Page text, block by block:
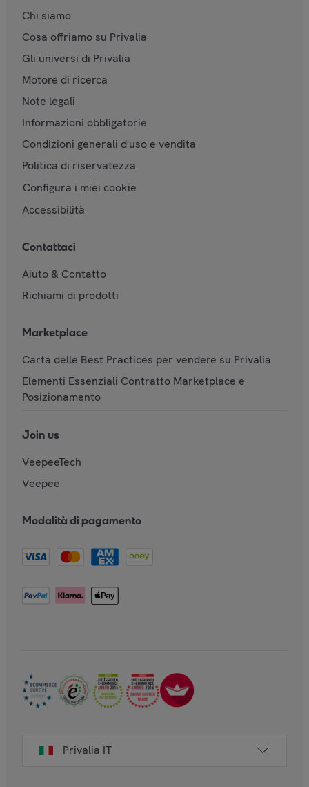
Chi siamo
Cosa offriamo su Privalia
Gli universi di Privalia
Motore di ricerca
Note legali
Informazioni obbligatorie
Condizioni generali d'uso e vendita
Politica di riservatezza
Configura i miei cookie
Accessibilità
Contattaci
Aiuto & Contatto
Richiami di prodotti
Marketplace
Carta delle Best Practices per vendere su Privalia
Elementi Essenziali Contratto Marketplace e
Posizionamento
Join us
VeepeeTech
Veepee
Modalità di pagamento
Privalia IT